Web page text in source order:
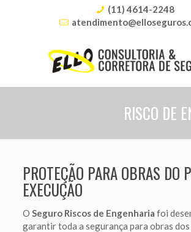
(11) 4614-2248
RISCO DE
PROTEÇÃO PARA OBRAS DO
EXECUÇÃO
OSeguro Riscos de Engenharia foi
garantir toda a segurança para obras dos